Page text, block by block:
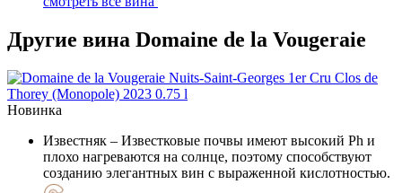
Другие вина Domaine de la Vougeraie
Новинка
Известняк – Известковые почвы имеют высокий Ph и
плохо нагреваются на солнце, поэтому способствуют
созданию элегантных вин с выраженной кислотностью.